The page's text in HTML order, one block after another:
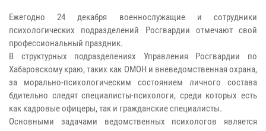
Ежегодно 24 декабря военнослужащие и сотрудники
психологических подразделений Росгвардии отмечают свой
профессиональный праздник.
В структурных подразделениях Управления Росгвардии по
Хабаровскому краю, таких как ОМОН и вневедомственная охрана,
за морально-психологическим состоянием личного состава
бдительно следят специалисты-психологи, среди которых есть
как кадровые офицеры, так и гражданские специалисты.
Основными задачами ведомственных психологов является